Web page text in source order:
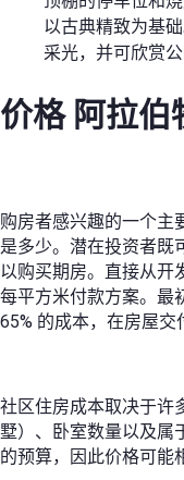
以古典精致为基
采光，并可欣赏
价格 阿拉伯
购房者感兴趣的一个主
是多少。潜在投资者既
以购买期房。直接从开
每平方米付款方案。最
65% 的成本，在房屋交
社区住房成本取决于许
墅）、卧室数量以及属
的预算，因此价格可能